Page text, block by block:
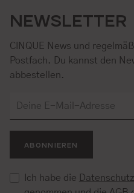
NEWSLETTER
CINQUE News und
Postfach. Du kannst den
abbestellen.
ABONNIEREN
Ich habe die